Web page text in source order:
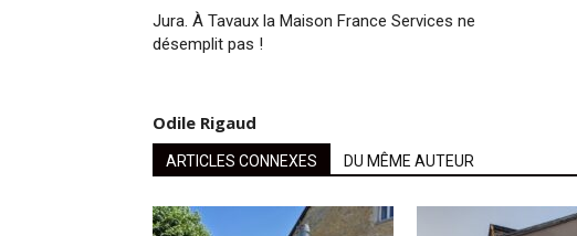
Jura. À Tavaux la Maison France Services ne
désemplit pas !
Odile Rigaud
ARTICLES CONNEXES DU MÊME AUTEUR